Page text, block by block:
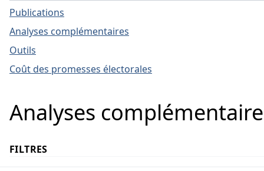
Publications
Analyses complémentaires
Outils
Coût des promesses électorales
Analyses
FILTRES